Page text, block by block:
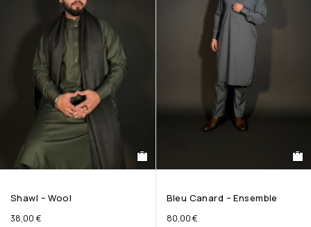
Shawl – Wool
38,00 €
Bleu Canard – Ensemble
80,00€